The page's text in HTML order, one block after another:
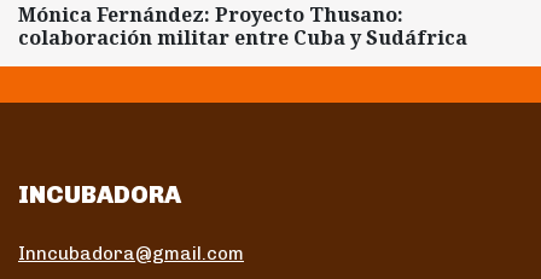
Mónica Fernández: Proyecto Thusano:
colaboración militar entre Cuba y Sudáfrica
INCUBADORA
Inncubadora@gmail.com